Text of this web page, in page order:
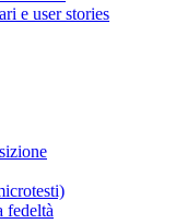
e user stories
fedeltà